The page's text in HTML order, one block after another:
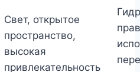
Свет, открытое
пространство,
высокая
привлекательность